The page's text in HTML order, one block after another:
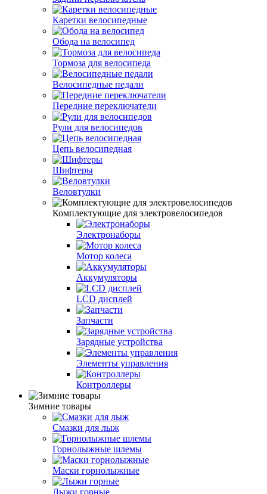
Каретки велосипедные
Обода на велосипед
Тормоза для велосипеда
Велосипедные педали
Передние переключатели
Рули для велосипедов
Цепь велосипедная
Шифтеры
Веловтулки
Комплектующие для электровелосипедов
Электронаборы
Мотор колеса
Аккумуляторы
LCD дисплей
Запчасти
Зарядные устройства
Элементы управления
Контроллеры
Зимние товары
Cмазки для лыж
Горнолыжные шлемы
Маски горнолыжные
Лыжи горные